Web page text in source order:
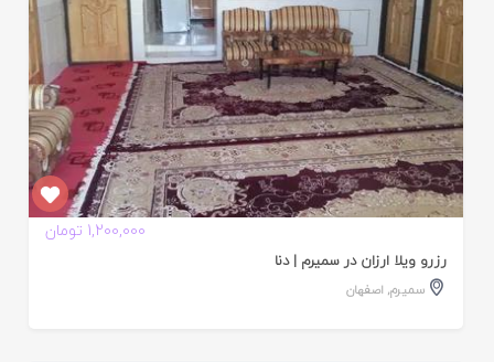
1,200,000 تومان
رزرو ویلا ارزان در سمیرم | دنا
سمیرم, اصفهان